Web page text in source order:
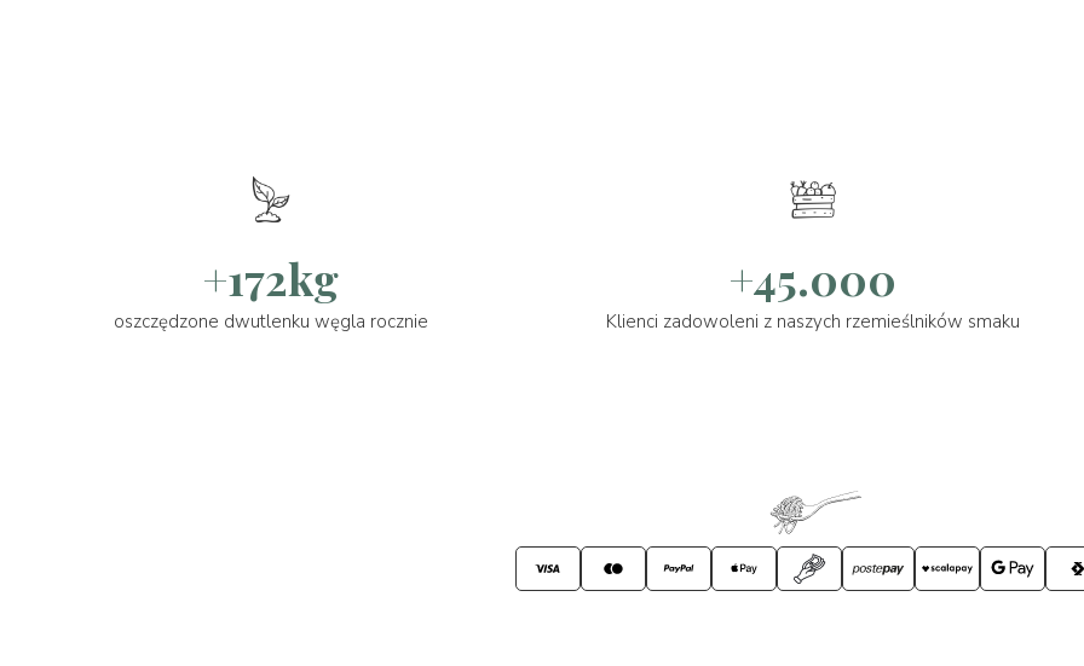
+172kg
oszczędzone dwutlenku węgla rocznie
+45.000
Klienci zadowoleni z naszych rzemieślników smaku